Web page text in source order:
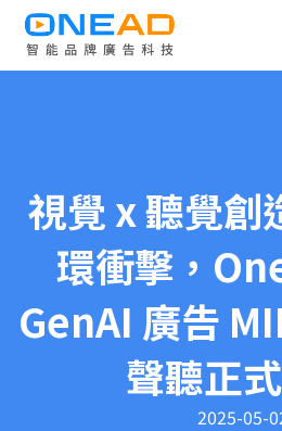
廣告規劃與投放平台
關於 OneAD
知識與媒體中心
成為合作夥伴
視覺 x 聽覺創
環衝擊，
GenAI 廣告
聲聽正
2025-05-